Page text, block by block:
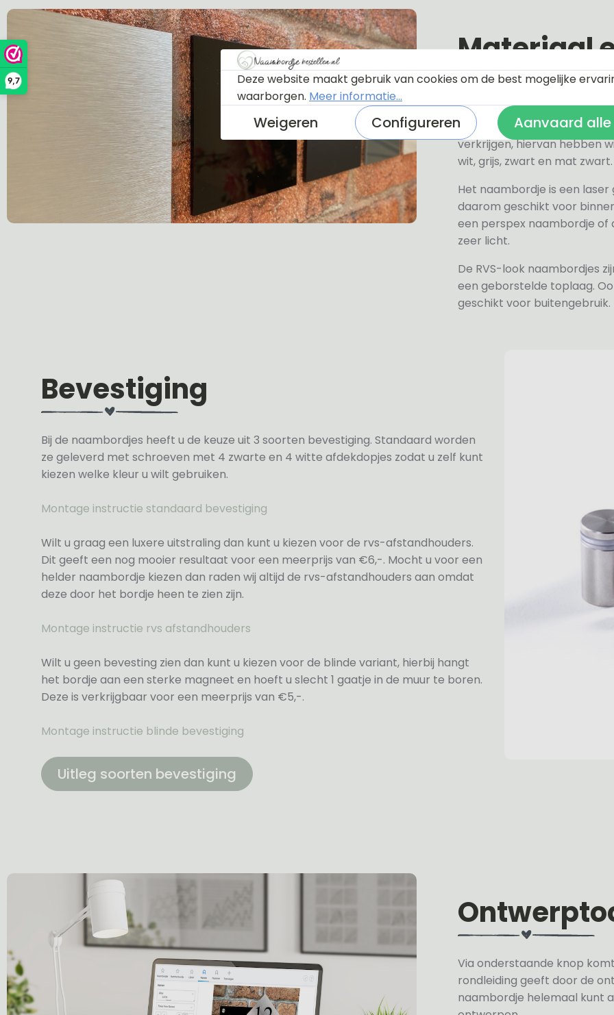
9,7
Materiaal
Het plexiglas is van nature
verkrijgen, hiervan hebben
wit, grijs, zwart en mat zwart.
Het naambordje is een
daarom geschikt voor
een perspex naambordje
zeer licht.
De RVS-look naambordjes
een geborstelde toplaag.
geschikt voor buitengebruik.
Bevestiging
Bij de naambordjes heeft u de keuze uit 3 soorten bevestiging. Standaard worden
ze geleverd met schroeven met 4 zwarte en 4 witte afdekdopjes zodat u zelf kunt
kiezen welke kleur u wilt gebruiken.
Montage instructie standaard bevestiging
Wilt u graag een luxere uitstraling dan kunt u kiezen voor de rvs-afstandhouders.
Dit geeft een nog mooier resultaat voor een meerprijs van €6,-. Mocht u voor een
helder naambordje kiezen dan raden wij altijd de rvs-afstandhouders aan omdat
deze door het bordje heen te zien zijn.
Montage instructie rvs afstandhouders
Wilt u geen bevesting zien dan kunt u kiezen voor de blinde variant, hierbij hangt
het bordje aan een sterke magneet en hoeft u slecht 1 gaatje in de muur te boren.
Deze is verkrijgbaar voor een meerprijs van €5,-.
Montage instructie blinde bevestiging
Uitleg soorten bevestiging
Via onderstaande knop
rondleiding geeft door de
naambordje helemaal kunt
Deze website maakt gebruik van cookies om de best mogelijke
waarborgen. Meer informatie...
Weigeren Configureren Aanvaard